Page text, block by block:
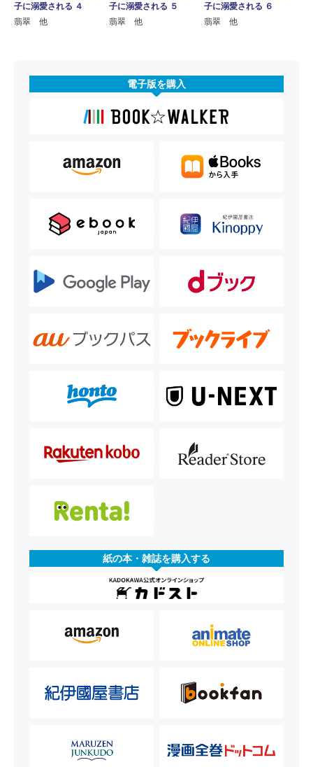
子に溺愛される ４
翡翠 他
子に溺愛される ５
翡翠 他
子に溺愛される ６
翡翠 他
電子版を購入
紙の本・雑誌を購入する